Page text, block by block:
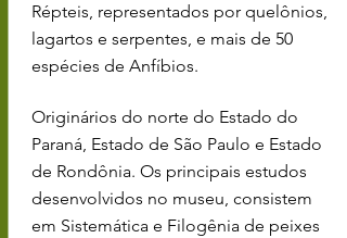
Répteis, representados por quelônios,
lagartos e serpentes, e mais de 50
espécies de Anfíbios.
Originários do norte do Estado do
Paraná, Estado de São Paulo e Estado
de Rondônia. Os principais estudos
desenvolvidos no museu, consistem
em Sistemática e Filogênia de peixes